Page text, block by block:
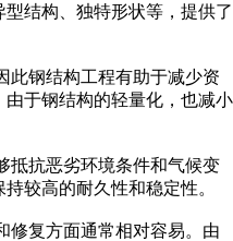
结构、独特形状等，提供了
此钢结构工程有助于减少资
于钢结构的轻量化，也减小
抵抗恶劣环境条件和气候变
较高的耐久性和稳定性。
修复方面通常相对容易。由